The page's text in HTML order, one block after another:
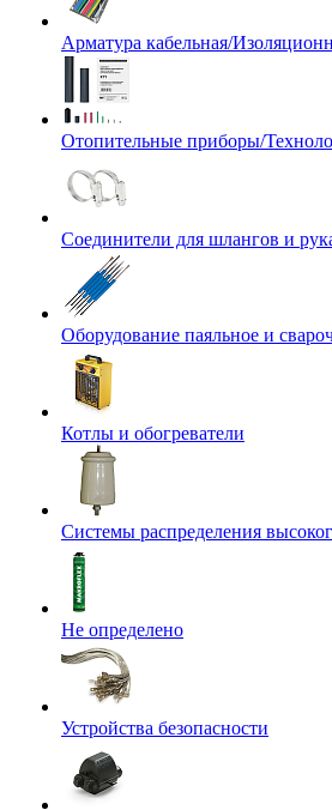
Арматура кабельная/
Отопительные приборы/
Соединители для шлангов и
Оборудование паяльное и
Котлы и обогреватели
Системы распределения
Не определено
Устройства безопасности